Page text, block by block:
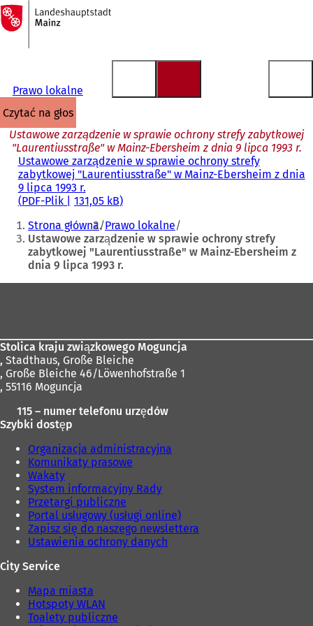
Przejdź do treści
Do
strony
głównej
Prawo lokalne
czytać na głos
Ustawowe zarządzenie w sprawie ochrony strefy zabytkowej
"Laurentiusstraße" w Mainz-Ebersheim z dnia 9 lipca 1993 r.
Ustawowe zarządzenie w sprawie ochrony strefy
zabytkowej "Laurentiusstraße" w Mainz-Ebersheim z dnia
9 lipca 1993 r.
PDF-Plik 131,05 kB
Jesteś
tutaj:
Strona główna Prawo lokalne
Ustawowe zarządzenie w sprawie ochrony strefy
zabytkowej "Laurentiusstraße" w Mainz-Ebersheim z
dnia 9 lipca 1993 r.
Stolica kraju związkowego Moguncja
, Stadthaus, Große Bleiche
, Große Bleiche 46/Löwenhofstraße 1
, 55116 Moguncja
115 – numer telefonu urzędów
Szybki dostęp
Organizacja administracyjna
Komunikaty prasowe
Wakaty
System informacyjny Rady
Przetargi publiczne
Portal usługowy (usługi online)
Zapisz się do naszego newslettera
Ustawienia ochrony danych
City Service
Mapa miasta
Hotspoty WLAN
Toalety publiczne